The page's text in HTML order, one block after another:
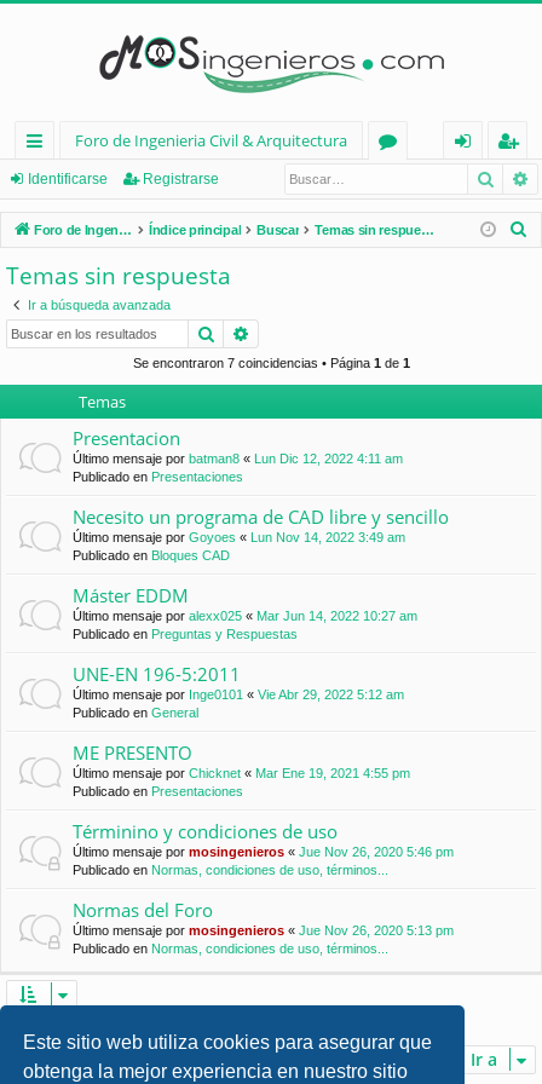
Este sitio web utiliza cookies para asegurar que
obtenga la mejor experiencia en nuestro sitio
nl
ac
es
rá
pi
Foro de Ingenieria Civil & Arquitectura
os
nt
ifi
eg
ist
ra
Identificarse Registrarse
Foro de Ingenieria Civil & Arquitectura Índice principal Buscar Temas sin respuesta
Temas sin respuesta
Ir a búsqueda avanzada
Buscar
Se encontraron 7 coincidencias • Página 1de 1
Temas
Presentacion
Último mensaje por batman8 «
Lun Dic 12, 2022 4:11 am
Publicado en Presentaciones
Necesito un programa de CAD libre y sencillo
Último mensaje por Goyoes «
Lun Nov 14, 2022 3:49 am
Publicado en Bloques CAD
Máster EDDM
Último mensaje por alexx025 « Mar Jun 14, 2022 10:27 am
Publicado en Preguntas y Respuestas
UNE-EN 196-5:2011
Último mensaje por Inge0101 « Vie Abr 29, 2022 5:12 am
Publicado en General
ME PRESENTO
Último mensaje por Chicknet « Mar Ene 19, 2021 4:55 pm
Publicado en Presentaciones
Términino y condiciones de uso
Último mensaje por mosingenieros « Jue Nov 26, 2020 5:46 pm
Publicado en Normas, condiciones de uso, términos...
Normas del Foro
Último mensaje por mosingenieros « Jue Nov 26, 2020 5:13 pm
Publicado en Normas, condiciones de uso, términos...
Ir a